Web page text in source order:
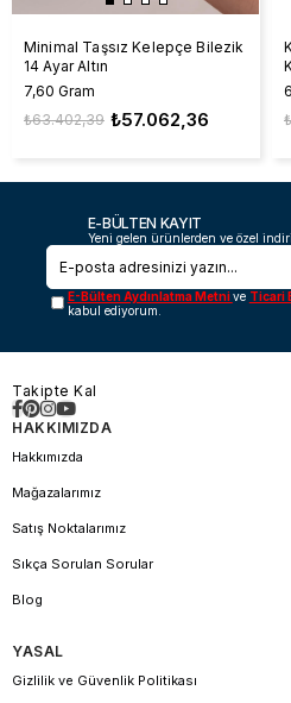
Minimal Taşsız Kelepçe Bilezik
14 Ayar Altın
7,60 Gram
₺57.062,36
₺63.402,39
E-BÜLTEN KAYIT
Yeni gelen ürünlerden ve özel
E-Bülten Aydınlatma Metnive Ticari
kabul ediyorum.
Takipte Kal
HAKKIMIZDA
Hakkımızda
Mağazalarımız
Satış Noktalarımız
Sıkça Sorulan Sorular
Blog
YASAL
Gizlilik ve Güvenlik Politikası